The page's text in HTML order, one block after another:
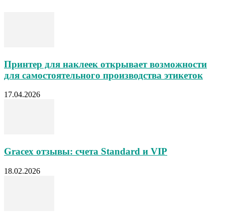
Принтер для наклеек открывает возможности
для самостоятельного производства этикеток
17.04.2026
Gracex отзывы: счета Standard и VIP
18.02.2026